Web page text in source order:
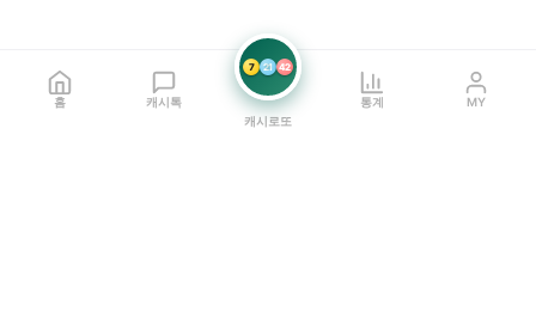
홈 캐시톡
7 21 42
캐시로또
통계 MY